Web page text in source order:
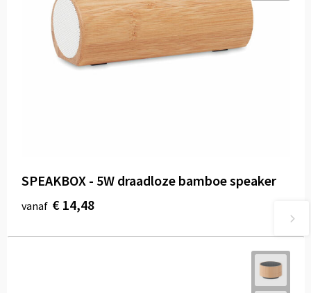
SPEAKBOX - 5W draadloze bamboe speaker
vanaf € 14,48